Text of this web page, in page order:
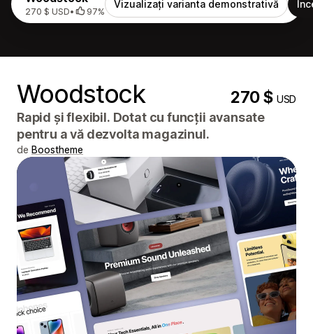
270 $ USD• 97%
Vizualizați varianta demonstrativă
Woodstock 270 $USD
Rapid și flexibil. Dotat cu funcții avansate
pentru a vă dezvolta magazinul.
de Boostheme